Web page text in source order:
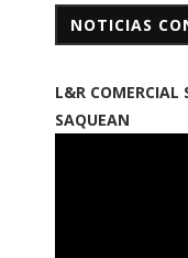
NOTICIAS
L&R COMERCIAL
SAQUEAN